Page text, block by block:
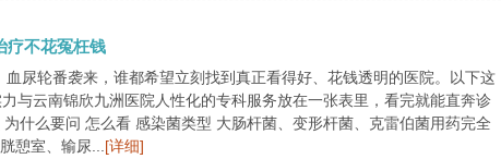
疗不花冤枉钱
尿轮番袭来，谁都希望立刻找到真正看得好、花钱透明的医院。以下这
与云南锦欣九洲医院人性化的专科服务放在一张表里，看完就能直奔诊
什么要问 怎么看 感染菌类型 大肠杆菌、变形杆菌、克雷伯菌用药完全
憩室、输尿... [详细]